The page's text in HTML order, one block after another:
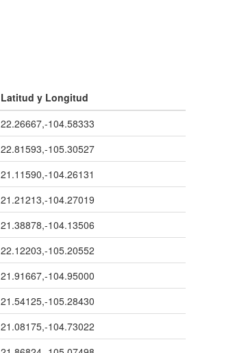
Latitud y Longitud
22.26667,-104.58333
22.81593,-105.30527
21.11590,-104.26131
21.21213,-104.27019
21.38878,-104.13506
22.12203,-105.20552
21.91667,-104.95000
21.54125,-105.28430
21.08175,-104.73022